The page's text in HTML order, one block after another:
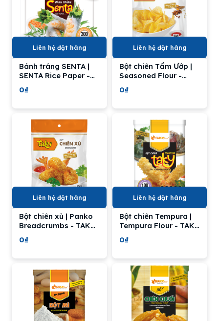
Liên hệ đặt hàng
Bánh tráng SENTA |
SENTA Rice Paper -
TAKY FOOD
0₫
Liên hệ đặt hàng
Bột chiên Tẩm Ướp |
Seasoned Flour -
TAKY FOOD
0₫
Liên hệ đặt hàng
Bột chiên xù | Panko
Breadcrumbs - TAKY
FOOD
0₫
Liên hệ đặt hàng
Bột chiên Tempura |
Tempura Flour - TAKY
FOOD
0₫